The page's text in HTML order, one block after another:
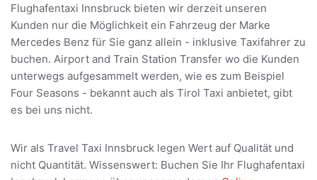
Flughafentaxi Innsbruck bieten wir derzeit unseren
Kunden nur die Möglichkeit ein Fahrzeug der Marke
Mercedes Benz für Sie ganz allein - inklusive Taxifahrer zu
buchen. Airport and Train Station Transfer wo die Kunden
unterwegs aufgesammelt werden, wie es zum Beispiel
Four Seasons - bekannt auch als Tirol Taxi anbietet, gibt
es bei uns nicht.
Wir als Travel Taxi Innsbruck legen Wert auf Qualität und
nicht Quantität. Wissenswert: Buchen Sie Ihr Flughafentaxi